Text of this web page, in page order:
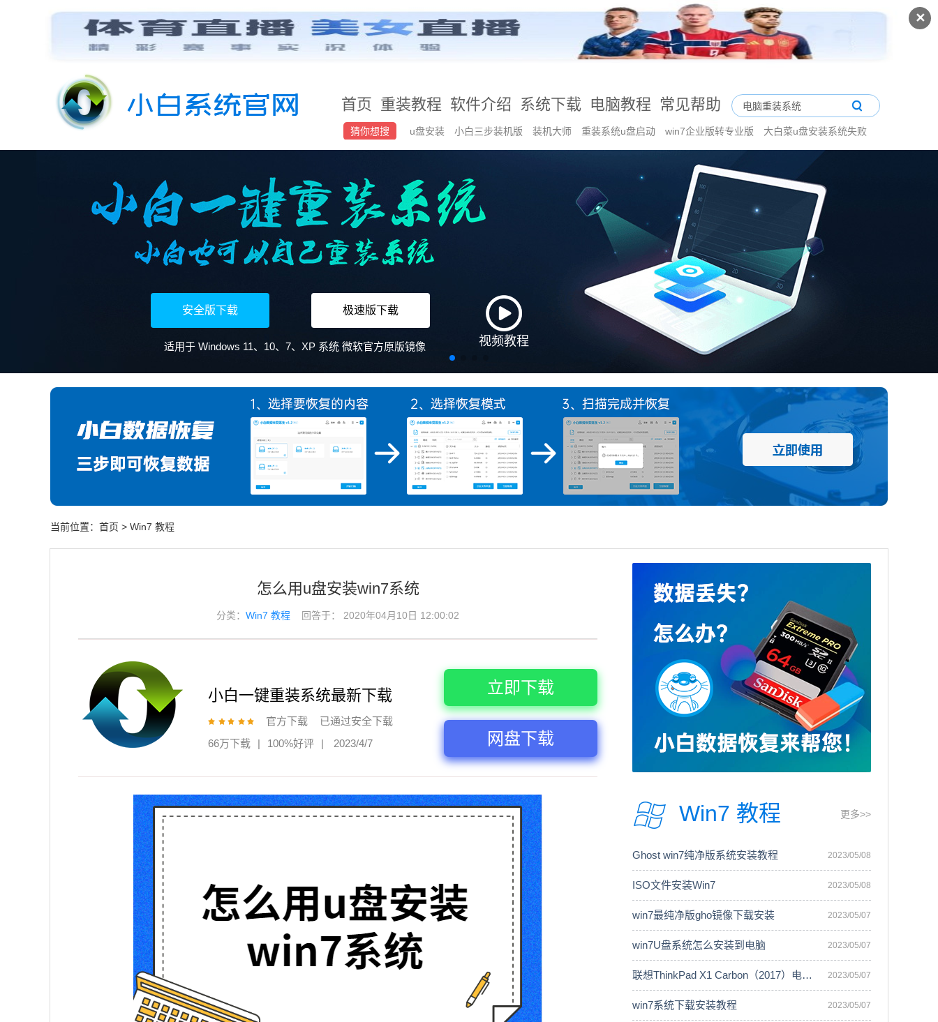
✕
首页 重装教程 软件介绍 系统下载 电脑教程 常见帮助
猜你想搜 u盘安装 小白三步装机版 装机大师 重装系统u盘启动 win7企业版转专业版 大白菜u盘安装系统失败
当前位置： 首页 > Win7 教程
怎么用u盘安装win7系统
分类：Win7 教程 回答于： 2020年04月10日 12:00:02
小白一键重装系统最新下载
官方下载
已通过安全下载
66万下载
| 100%好评 | 2023/4/7
立即下载
网盘下载
Win7 教程 更多>>
Ghost win7纯净版系统安装教程 2023/05/08
ISO文件安装Win7 2023/05/08
win7最纯净版gho镜像下载安装 2023/05/07
win7U盘系统怎么安装到电脑 2023/05/07
联想ThinkPad X1 Carbon（2017）电脑安 2023/05/07
win7系统下载安装教程 2023/05/07